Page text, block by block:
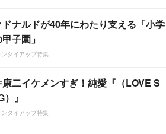
ドナルドが40年にわたり支える「小学
子園」
タイアップ特集
康二イケメンすぎ！純愛『（LOVE S
』
タイアップ特集